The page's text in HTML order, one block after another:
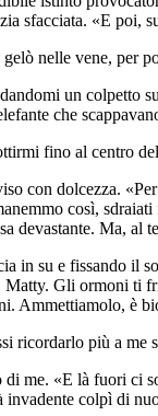
sfacciata. «E poi,
nelle vene, per
un colpetto
che
fino al centro
con dolcezza.
così,
devastante. Ma, al
in su e fissando il
Gli ormoni ti
Ammettiamolo, è
ricordarlo più a me
me. «E là fuori ci
invadente colpì di